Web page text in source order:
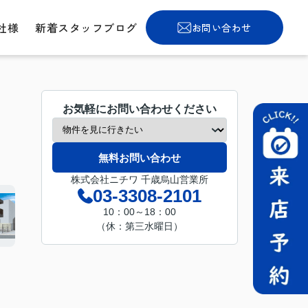
様 新着スタッフブログ お問い合わせ
お気軽にお問い合わせください
無料お問い合わせ
株式会社ニチワ 千歳烏山営業所
03-3308-2101
10：00～18：00
（休：第三水曜日）